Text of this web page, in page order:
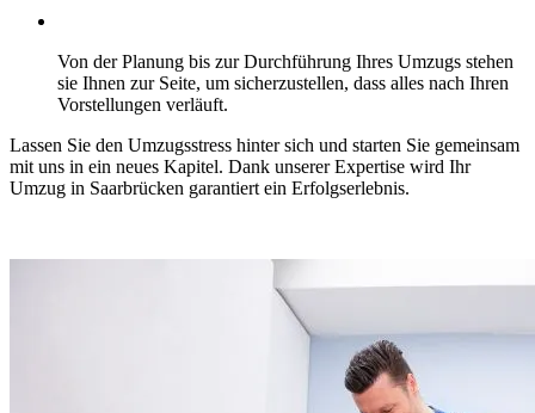
Von der Planung bis zur Durchführung Ihres Umzugs stehen
sie Ihnen zur Seite, um sicherzustellen, dass alles nach Ihren
Vorstellungen verläuft.
Lassen Sie den Umzugsstress hinter sich und starten Sie gemeinsam
mit uns in ein neues Kapitel. Dank unserer Expertise wird Ihr
Umzug in Saarbrücken garantiert ein Erfolgserlebnis.